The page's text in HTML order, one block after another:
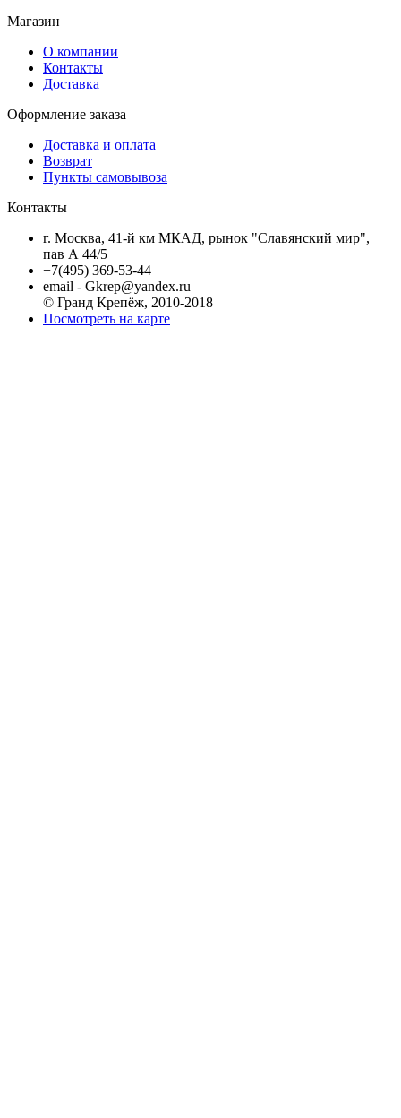
Магазин
О компании
Контакты
Доставка
Оформление заказа
Доставка и оплата
Возврат
Пункты самовывоза
Контакты
г. Москва, 41-й км МКАД, рынок "Славянский мир",
пав А 44/5
+7(495) 369-53-44
email - Gkrep@yandex.ru
© Гранд Крепёж, 2010-2018
Посмотреть на карте